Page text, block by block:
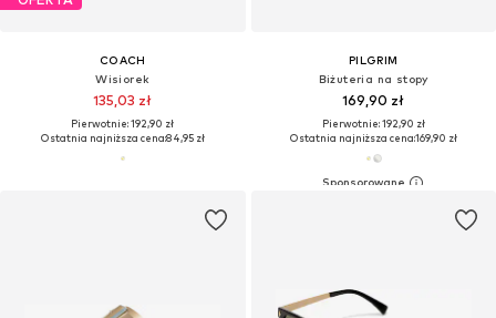
COACH
Wisiorek
135,03 zł
Pierwotnie: 192,90 zł
Ostatnia najniższa cena:84,95 zł
PILGRIM
Biżuteria na stopy
169,90 zł
Pierwotnie: 192,90 zł
Ostatnia najniższa cena:169,90 zł